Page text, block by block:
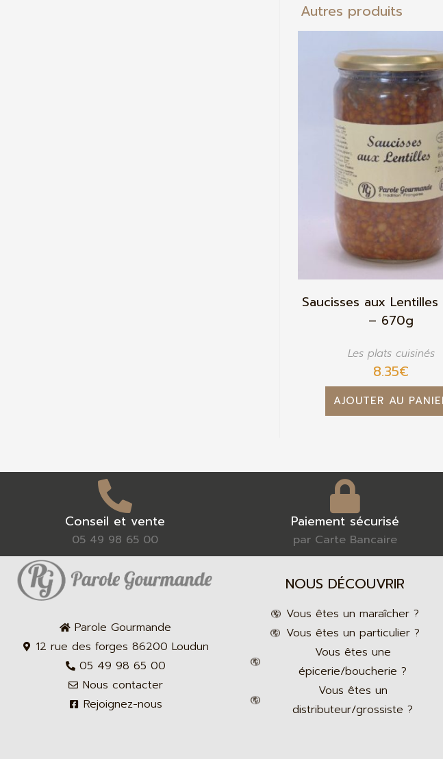
Autres produits
Saucisses aux
– 670g
Les plats cuisinés
8.35€
AJOUTER AU
Conseil et vente
05 49 98 65 00
Paiement sécurisé
par Carte Bancaire
Parole Gourmande
12 rue des forges 86200 Loudun
05 49 98 65 00
Nous contacter
Rejoignez-nous
NOUS DÉCOUVRIR
Vous êtes un maraîcher ?
Vous êtes un particulier ?
Vous êtes une
épicerie/boucherie ?
Vous êtes un
distributeur/grossiste ?